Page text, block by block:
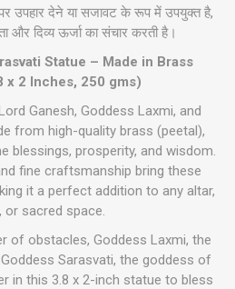
पर उपहार देने या सजावट के रूप में उपयुक्त है,
दिव्य ऊर्जा का संचार करती है।
Statue – Made in Brass
x 2 Inches, 250 gms)
Ganesh, Goddess Laxmi, and
from high-quality brass (peetal),
blessings, prosperity, and wisdom.
fine craftsmanship bring these
it a perfect addition to any altar,
or sacred space.
of obstacles, Goddess Laxmi, the
Sarasvati, the goddess of
in this 3.8 x 2-inch statue to bless